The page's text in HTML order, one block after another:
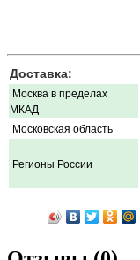
Доставка:
Москва в пределах
МКАД
Московская область
Регионы России